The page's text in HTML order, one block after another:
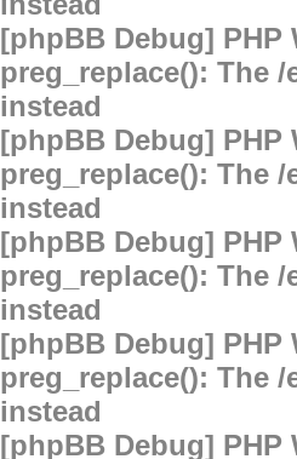
[phpBB Debug] PHP
preg_replace(): The
instead
[phpBB Debug] PHP
preg_replace(): The
instead
[phpBB Debug] PHP
preg_replace(): The
instead
[phpBB Debug] PHP
preg_replace(): The
instead
[phpBB Debug] PHP